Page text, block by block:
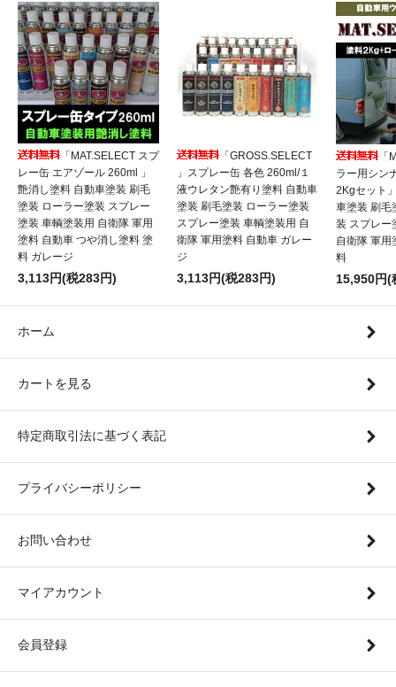
「MAT.SELECT スプ
レー缶 エアゾール 260ml 」
艶消し塗料 自動車塗装 刷毛
塗装 ローラー塗装 スプレー
塗装 車輌塗装用 自衛隊 軍用
塗料 自動車 つや消し塗料 塗
料 ガレージ
3,113円(税283円)
「GROSS.SELECT
」スプレー缶 各色 260ml/１
液ウレタン艶有り塗料 自動車
塗装 刷毛塗装 ローラー塗装
スプレー塗装 車輌塗装用 自
衛隊 軍用塗料 自動車 ガレー
ジ
3,113円(税283円)
ラー用シン
2Kgセット
車塗装 刷毛
装 スプレー
自衛隊 軍用
料
15,950円(
ホーム
カートを見る
特定商取引法に基づく表記
プライバシーポリシー
お問い合わせ
マイアカウント
会員登録